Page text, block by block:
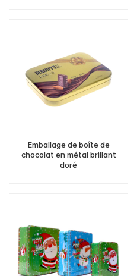
Emballage de boîte de
chocolat en métal brillant
doré